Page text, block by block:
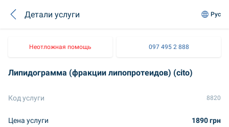
Детали услуги Рус
Неотложная помощь 097 495 2 888
Липидограмма (фракции липопротеидов) (cito)
Код услуги 8820
Цена услуги 1890 грн